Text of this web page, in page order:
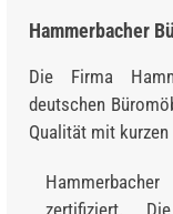
Hammerbacher
Die Firma
deutschen
Qualität mit
zertifiziert.